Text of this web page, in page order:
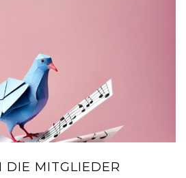
DIE MITGLIEDER